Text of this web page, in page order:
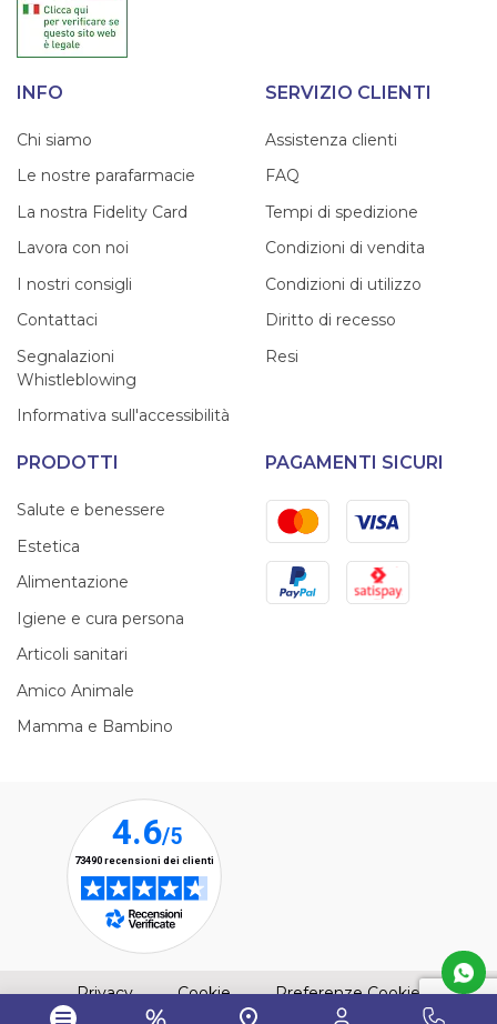
INFO
Chi siamo
Le nostre parafarmacie
La nostra Fidelity Card
Lavora con noi
I nostri consigli
Contattaci
Segnalazioni
Whistleblowing
Informativa sull'accessibilità
SERVIZIO CLIENTI
Assistenza clienti
FAQ
Tempi di spedizione
Condizioni di vendita
Condizioni di utilizzo
Diritto di recesso
Resi
PRODOTTI
Salute e benessere
Estetica
Alimentazione
Igiene e cura persona
Articoli sanitari
Amico Animale
Mamma e Bambino
PAGAMENTI SICURI
MastercardVisa
PayPal Satispay
Privacy(apre una nuova finestra)
Cookie(apre una nuova finestra)
Preferenze Cookie